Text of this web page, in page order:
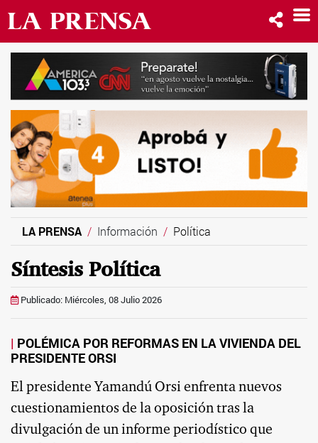
LA PRENSA Información Política
Síntesis Política
Publicado: Miércoles, 08 Julio 2026
POLÉMICA POR REFORMAS EN LA VIVIENDA DEL
PRESIDENTE ORSI
El presidente Yamandú Orsi enfrenta nuevos
cuestionamientos de la oposición tras la
divulgación de un informe periodístico que